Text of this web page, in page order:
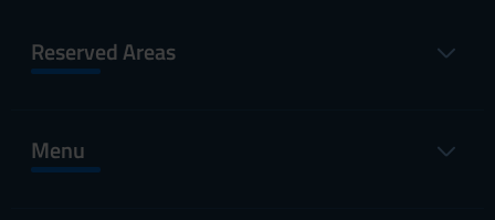
Reserved Areas
Menu